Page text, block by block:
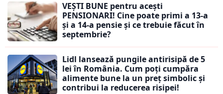
VEȘTI BUNE pentru acești
PENSIONARI! Cine poate primi a 13-a
și a 14-a pensie și ce trebuie făcut în
septembrie?
Lidl lansează pungile antirisipă de 5
lei în România. Cum poți cumpăra
alimente bune la un preț simbolic și
contribui la reducerea risipei!